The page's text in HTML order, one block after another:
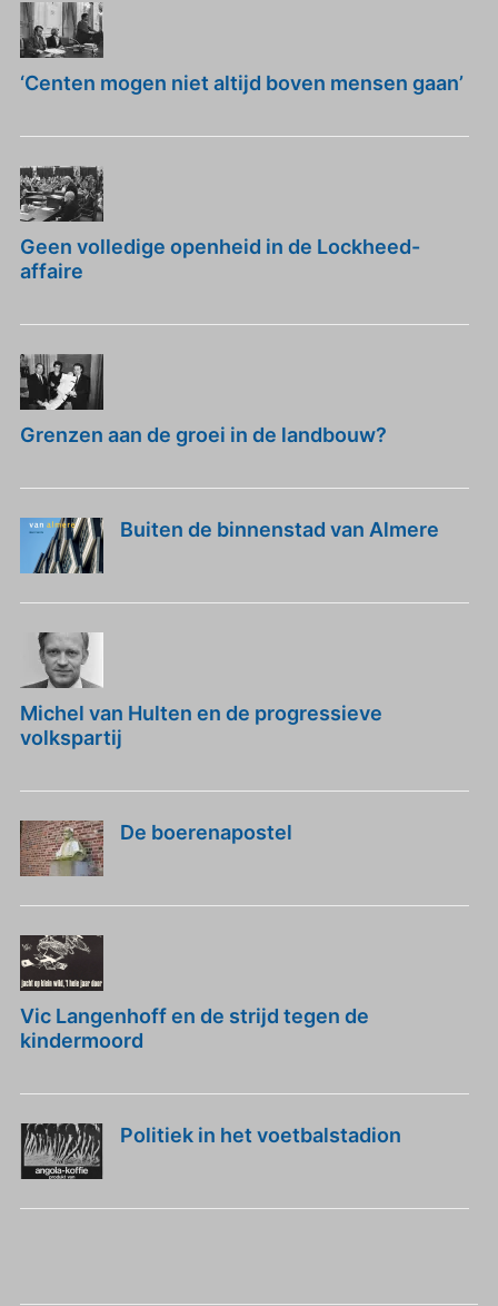
‘Centen mogen niet altijd boven mensen gaan’
Geen volledige openheid in de Lockheed-
affaire
Grenzen aan de groei in de landbouw?
Buiten de binnenstad van Almere
Michel van Hulten en de progressieve
volkspartij
De boerenapostel
Vic Langenhoff en de strijd tegen de
kindermoord
Politiek in het voetbalstadion